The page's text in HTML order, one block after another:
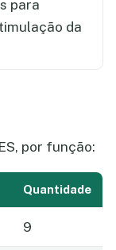
para
da
por função:
Quantidade
9